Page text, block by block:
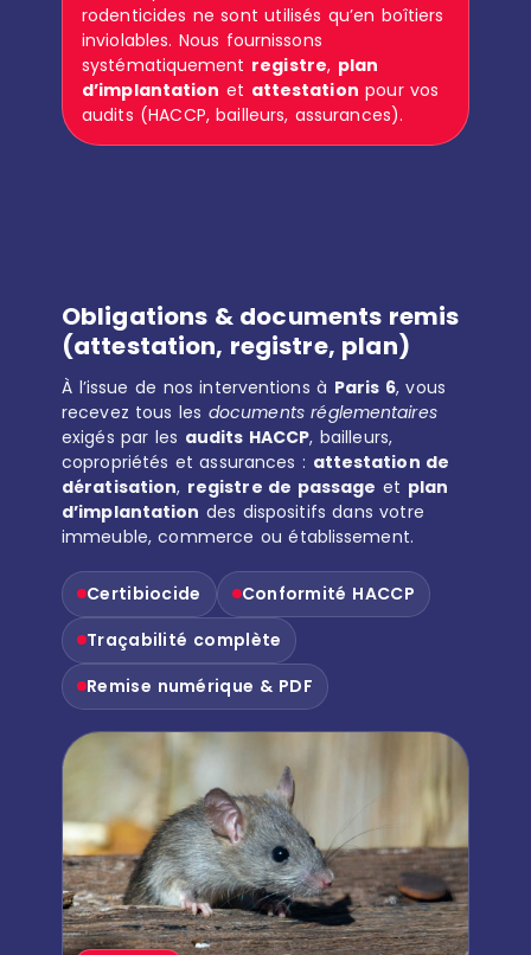
rodenticides ne sont utilisés qu’en boîtiers
inviolables. Nous fournissons
systématiquement registre, plan
d’implantation et attestation pour vos
audits (HACCP, bailleurs, assurances).
Obligations & documents remis
(attestation, registre, plan)
À l’issue de nos interventions à Paris 6, vous
recevez tous les documents réglementaires
exigés par les audits HACCP, bailleurs,
copropriétés et assurances : attestation de
dératisation, registre de passage et plan
d’implantation des dispositifs dans votre
immeuble, commerce ou établissement.
Certibiocide
Conformité HACCP
Traçabilité complète
Remise numérique & PDF